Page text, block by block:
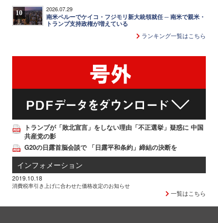
10 2026.07.29
南米ペルーでケイコ・フジモリ新大統領就任 ─ 南米で親米・
トランプ支持政権が増えている
ランキング一覧はこちら
トランプが「敗北宣言」をしない理由「不正選挙」疑惑に 中国
共産党の影
G20の日露首脳会談で 「日露平和条約」締結の決断を
インフォメーション
2019.10.18
消費税率引き上げに合わせた価格改定のお知らせ
一覧はこちら